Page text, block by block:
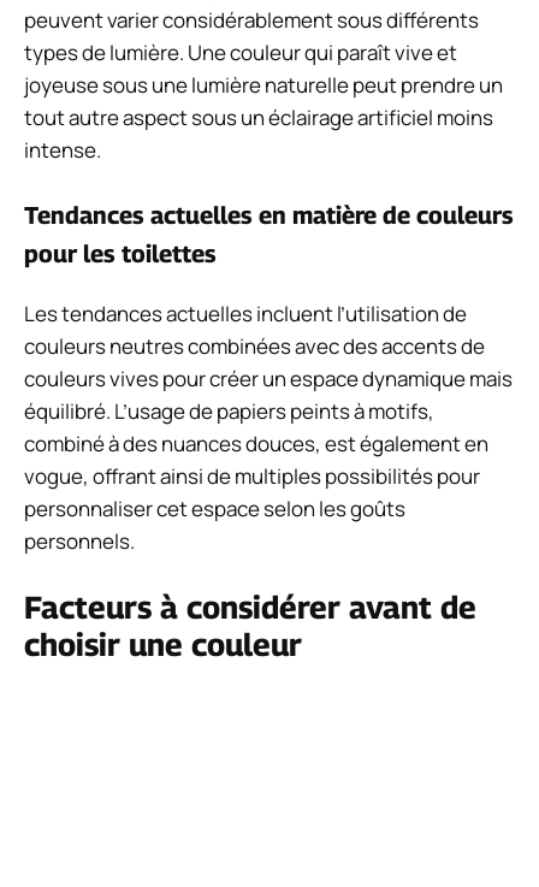
peuvent varier considérablement sous différents
types de lumière. Une couleur qui paraît vive et
joyeuse sous une lumière naturelle peut prendre un
tout autre aspect sous un éclairage artificiel moins
intense.
Tendances actuelles en matière de couleurs
pour les toilettes
Les tendances actuelles incluent l’utilisation de
couleurs neutres combinées avec des accents de
couleurs vives pour créer un espace dynamique mais
équilibré. L’usage de papiers peints à motifs,
combiné à des nuances douces, est également en
vogue, offrant ainsi de multiples possibilités pour
personnaliser cet espace selon les goûts
personnels.
Facteurs à considérer avant de
choisir une couleur